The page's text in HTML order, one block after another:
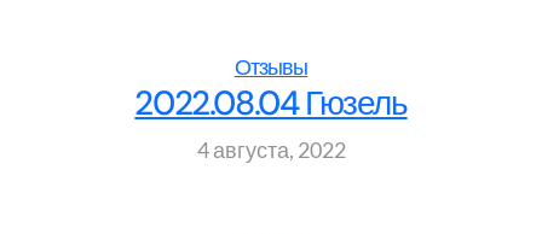
Отзывы
2022.08.04 Гюзель
4 августа, 2022